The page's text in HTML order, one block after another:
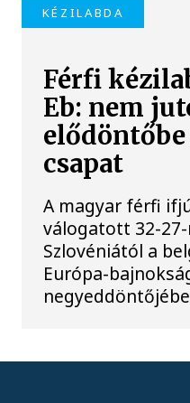
KÉZILABDA
Férfi
Eb: nem
csapat
A magyar férfi
válogatott 32-
Szlovéniától a
Európa-